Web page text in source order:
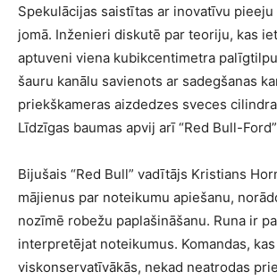
Spekulācijas saistītas ar inovatīvu
jomā. Inženieri diskutē par teoriju, kas
aptuveni viena kubikcentimetra
šauru kanālu savienots ar sadegšanas
priekškameras aizdedzes sveces
Līdzīgas baumas apvij arī “Red Bull-
Bijušais “Red Bull” vadītājs Kristians
mājienus par noteikumu apiešanu,
nozīmē robežu paplašināšanu. Runa ir
interpretējat noteikumus. Komandas,
viskonservatīvākās, nekad neatrodas